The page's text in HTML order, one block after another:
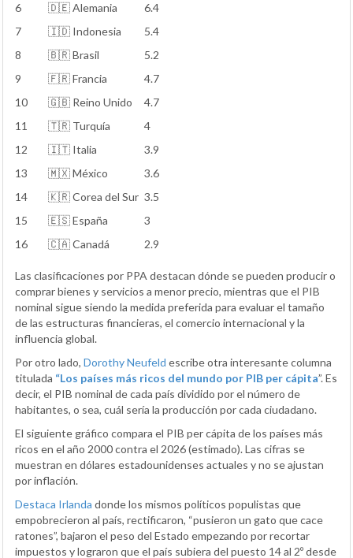
6
🇩🇪 Alemania
6.4
7
🇮🇩 Indonesia
5.4
8
🇧🇷 Brasil
5.2
9
🇫🇷 Francia
4.7
10
🇬🇧 Reino Unido
4.7
11
🇹🇷 Turquía
4
12
🇮🇹 Italia
3.9
13
🇲🇽 México
3.6
14
🇰🇷 Corea del Sur 3.5
15
🇪🇸 España
3
16
🇨🇦 Canadá 2.9
Las clasificaciones por PPA destacan dónde se pueden producir o
comprar bienes y servicios a menor precio, mientras que el PIB
nominal sigue siendo la medida preferida para evaluar el tamaño
de las estructuras financieras, el comercio internacional y la
influencia global.
Por otro lado, Dorothy Neufeld escribe otra interesante columna
titulada “Los países más ricos del mundo por PIB per cápita”. Es
decir, el PIB nominal de cada país dividido por el número de
habitantes, o sea, cuál sería la producción por cada ciudadano.
El siguiente gráfico compara el PIB per cápita de los países más
ricos en el año 2000 contra el 2026 (estimado). Las cifras se
muestran en dólares estadounidenses actuales y no se ajustan
por inflación.
Destaca Irlanda donde los mismos políticos populistas que
empobrecieron al país, rectificaron, “pusieron un gato que cace
ratones”, bajaron el peso del Estado empezando por recortar
impuestos y lograron que el país subiera del puesto 14 al 2º desde